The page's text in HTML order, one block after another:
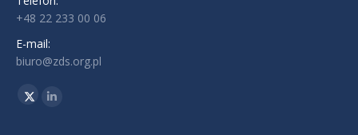
+48 22 233 00 06
E-mail:
biuro@zds.org.pl
Znajdź nas na:
TwitterLinkedin